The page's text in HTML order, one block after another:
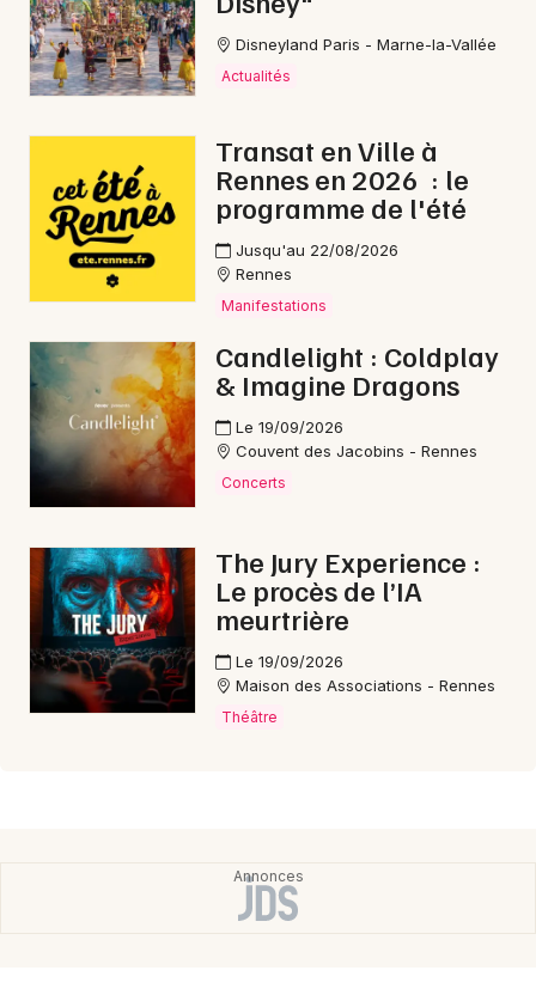
Disneyland Paris - Marne-la-Vallée
Actualités
Transat en Ville à
Rennes en 2026 : le
programme de l'été
Jusqu'au 22/08/2026
Rennes
Manifestations
Candlelight : Coldplay
& Imagine Dragons
Le 19/09/2026
Couvent des Jacobins - Rennes
Concerts
The Jury Experience :
Le procès de l’IA
meurtrière
Le 19/09/2026
Maison des Associations - Rennes
Théâtre